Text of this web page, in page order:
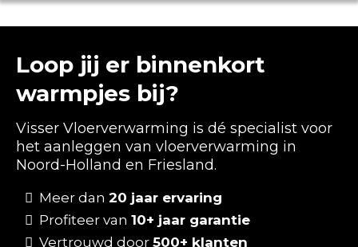
Loop jij er binnenkort
warmpjes bij?
Visser Vloerverwarming is dé specialist voor
het aanleggen van vloerverwarming in
Noord-Holland en Friesland.
Meer dan 20 jaar ervaring
Profiteer van 10+ jaar garantie
Vertrouwd door 500+ klanten